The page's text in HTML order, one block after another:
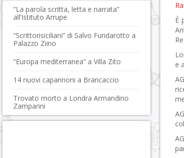
È
e
“La parola scritta, letta e narrata”
all’Istituto Arrupe
“Scrittorisiciliani” di Salvo Fundarotto a
Palazzo Ziino
“Europa mediterranea” a Villa Zito
14 nuovi capannoni a Brancaccio
Trovato morto a Londra Armandino
Zamparini